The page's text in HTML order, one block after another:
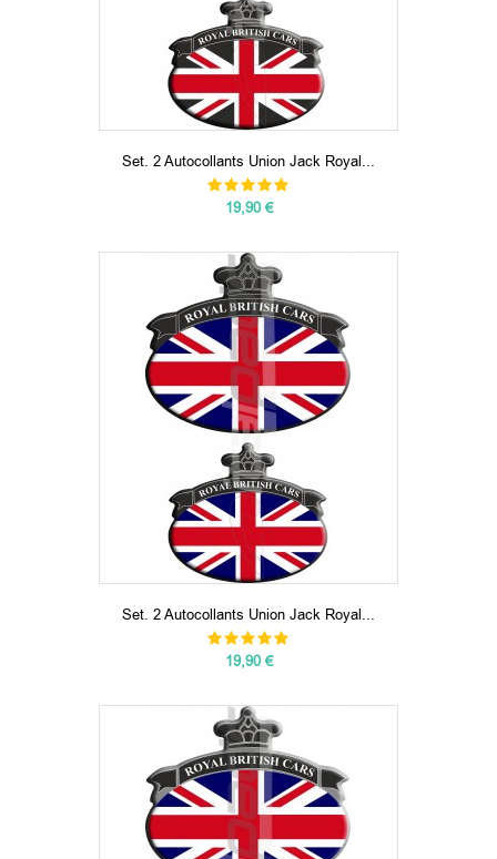
Set. 2 Autocollants Union Jack Royal...
19,90 €
Set. 2 Autocollants Union Jack Royal...
19,90 €